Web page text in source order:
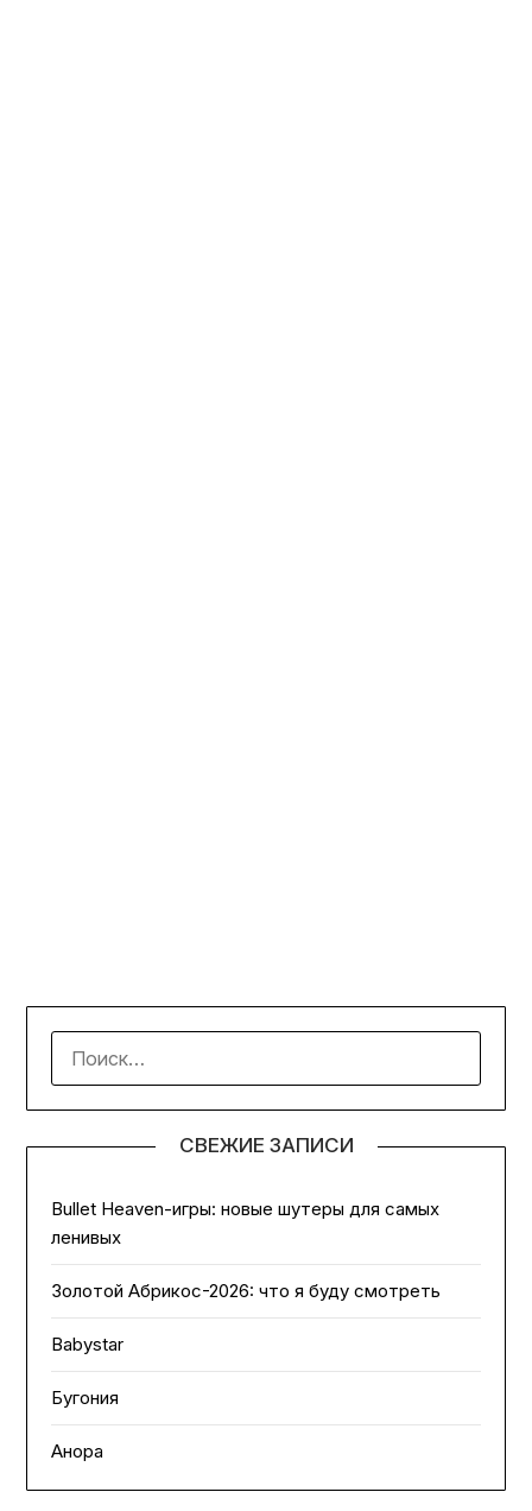
СВЕЖИЕ ЗАПИСИ
Bullet Heaven-игры: новые шутеры для самых
ленивых
Золотой Абрикос-2026: что я буду смотреть
Babystar
Бугония
Анора